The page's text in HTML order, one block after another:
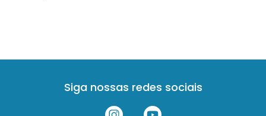
Siga nossas redes sociais